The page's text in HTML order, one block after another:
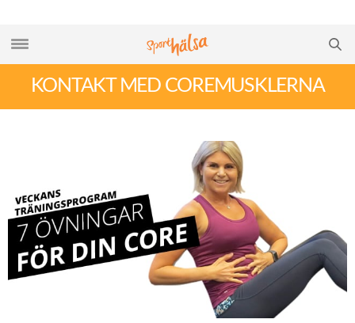
KONTAKT MED COREMUSKLERNA